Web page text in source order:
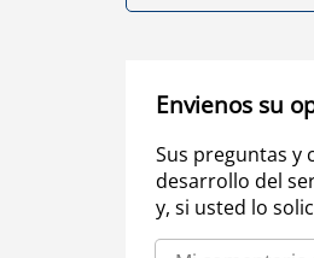
Envienos su
Sus preguntas y
desarrollo del
y, si usted lo